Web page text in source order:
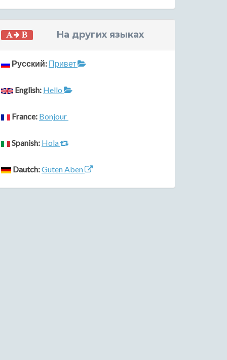
На других языках
Русский: Привет
English: Hello
France: Bonjour
Spanish: Hola
Dautch:Guten Aben